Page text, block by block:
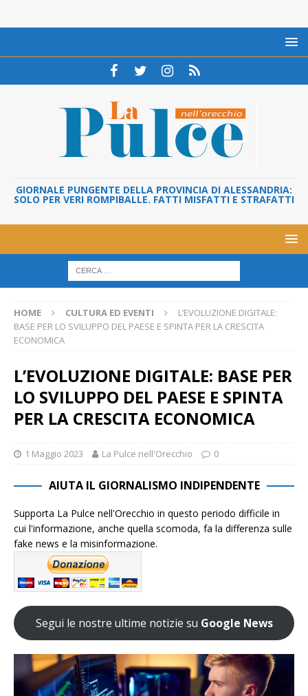
GIORNALE PUNGENTE DELLA PROVINCIA DI ALESSANDRIA:
SOLO PER VERI ROMPIBALLE. FATTI MISFATTI E STRAFATTI
HOME CULTURA ED EVENTI
L’EVOLUZIONE DIGITALE:
BASE PER LO SVILUPPO DEL PAESE E SPINTA PER LA CRESCITA
ECONOMICA
L’EVOLUZIONE DIGITALE: BASE PER
LO SVILUPPO DEL PAESE E SPINTA
PER LA CRESCITA ECONOMICA
1 Maggio 2023 La Pulce nell'Orecchio 0
AIUTA IL GIORNALISMO INDIPENDENTE
Supporta La Pulce nell'Orecchio in questo periodo difficile in
cui l'informazione, anche quella scomoda, fa la differenza sulle
fake news e la misinformazione.
Segui le nostre ultime notizie su Google News